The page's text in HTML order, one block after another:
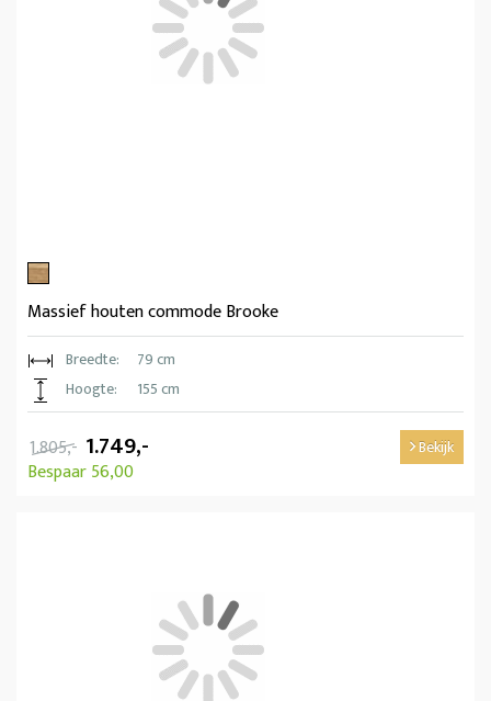
Massief houten commode Brooke
Breedte:
79 cm
Hoogte:
155 cm
1.805,- 1.749,-
Bespaar 56,00
Bekijk